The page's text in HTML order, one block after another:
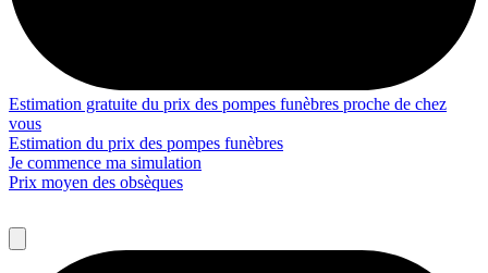
Estimation gratuite du prix des pompes funèbres proche de chez
vous
Estimation du prix des pompes funèbres
Je commence ma simulation
Prix moyen des obsèques